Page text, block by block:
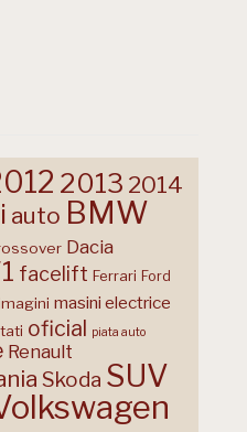
2013 2014
auto BMW
Dacia
facelift Ferrari Ford
masini electrice
oficial piata auto
Renault
Skoda SUV